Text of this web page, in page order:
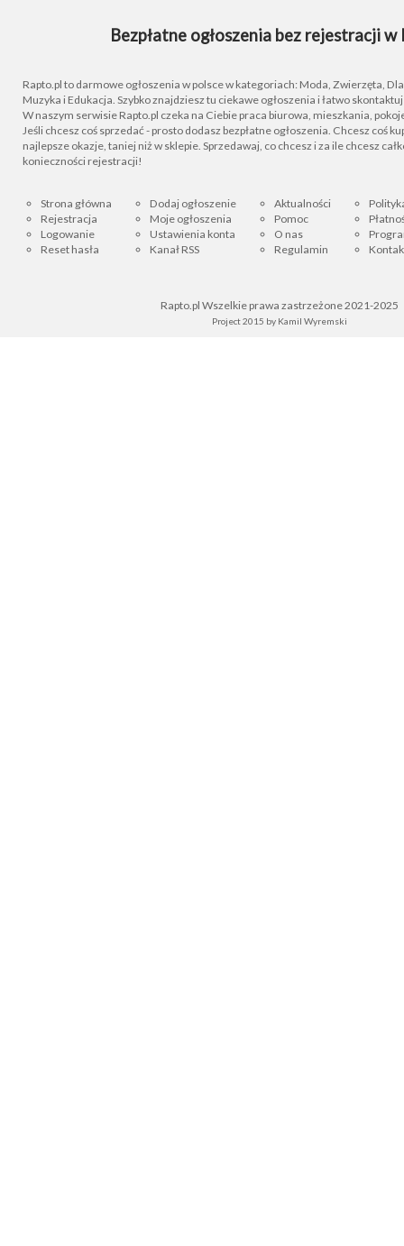
Bezpłatne ogłoszenia bez rejestracji w
Rapto.pl to darmowe ogłoszenia w polsce w kategoriach: Moda, Zwierzęta, Dla
Muzyka i Edukacja. Szybko znajdziesz tu ciekawe ogłoszenia i łatwo
W naszym serwisie Rapto.pl czeka na Ciebie praca biurowa, mieszkania,
Jeśli chcesz coś sprzedać - prosto dodasz bezpłatne ogłoszenia. Chcesz coś
najlepsze okazje, taniej niż w sklepie. Sprzedawaj, co chcesz i za ile chcesz
konieczności rejestracji!
Strona główna
Rejestracja
Logowanie
Reset hasła
Dodaj ogłoszenie
Moje ogłoszenia
Ustawienia konta
Kanał RSS
Aktualności
Pomoc
O nas
Regulamin
Rapto.pl Wszelkie prawa zastrzeżone 2021-2025
Project 2015 by Kamil Wyremski